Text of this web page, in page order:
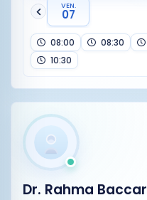
VEN.
07
08:00 08:30
10:30
Dr. Rahma Baccar